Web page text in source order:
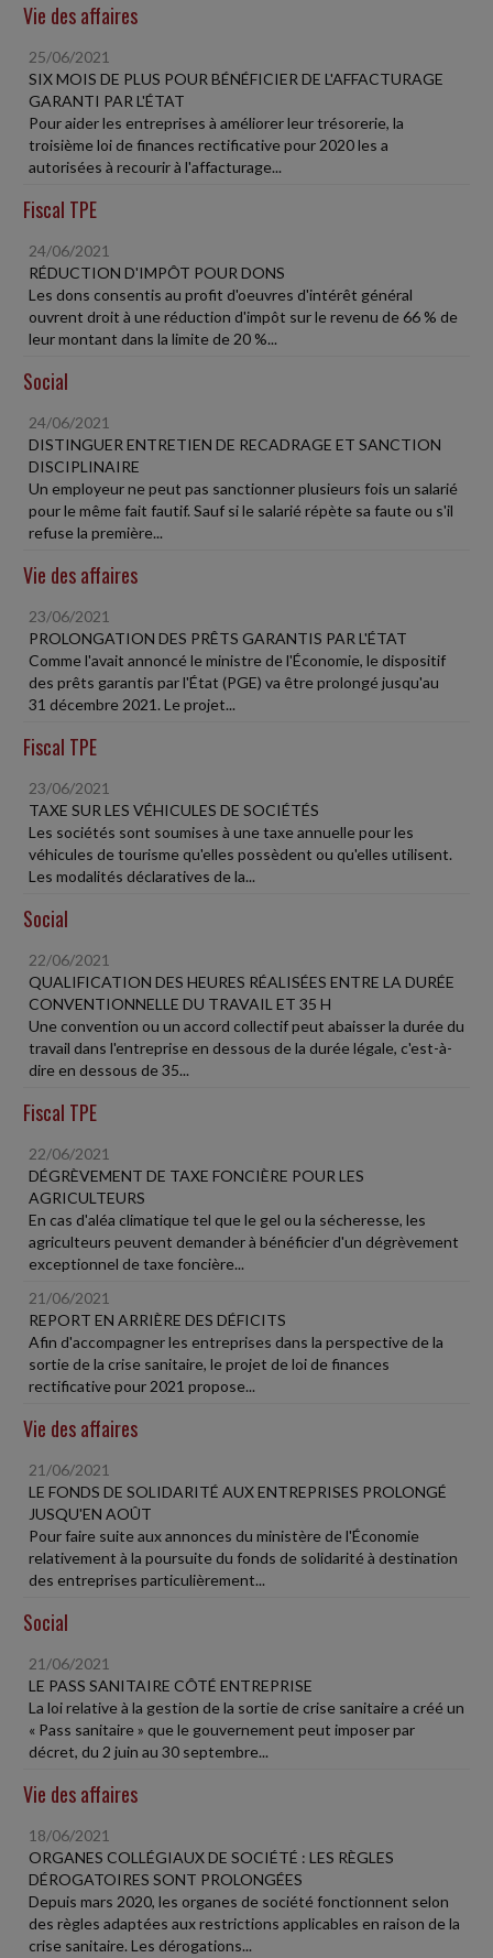
Vie des affaires
25/06/2021
SIX MOIS DE PLUS POUR BÉNÉFICIER DE L'AFFACTURAGE
GARANTI PAR L'ÉTAT
Pour aider les entreprises à améliorer leur trésorerie, la
troisième loi de finances rectificative pour 2020 les a
autorisées à recourir à l'affacturage...
Fiscal TPE
24/06/2021
RÉDUCTION D'IMPÔT POUR DONS
Les dons consentis au profit d'oeuvres d'intérêt général
ouvrent droit à une réduction d'impôt sur le revenu de 66 % de
leur montant dans la limite de 20 %...
Social
24/06/2021
DISTINGUER ENTRETIEN DE RECADRAGE ET SANCTION
DISCIPLINAIRE
Un employeur ne peut pas sanctionner plusieurs fois un salarié
pour le même fait fautif. Sauf si le salarié répète sa faute ou s'il
refuse la première...
Vie des affaires
23/06/2021
PROLONGATION DES PRÊTS GARANTIS PAR L'ÉTAT
Comme l'avait annoncé le ministre de l'Économie, le dispositif
des prêts garantis par l'État (PGE) va être prolongé jusqu'au
31 décembre 2021. Le projet...
Fiscal TPE
23/06/2021
TAXE SUR LES VÉHICULES DE SOCIÉTÉS
Les sociétés sont soumises à une taxe annuelle pour les
véhicules de tourisme qu'elles possèdent ou qu'elles utilisent.
Les modalités déclaratives de la...
Social
22/06/2021
QUALIFICATION DES HEURES RÉALISÉES ENTRE LA DURÉE
CONVENTIONNELLE DU TRAVAIL ET 35 H
Une convention ou un accord collectif peut abaisser la durée du
travail dans l'entreprise en dessous de la durée légale, c'est-à-
dire en dessous de 35...
Fiscal TPE
22/06/2021
DÉGRÈVEMENT DE TAXE FONCIÈRE POUR LES
AGRICULTEURS
En cas d'aléa climatique tel que le gel ou la sécheresse, les
agriculteurs peuvent demander à bénéficier d'un dégrèvement
exceptionnel de taxe foncière...
21/06/2021
REPORT EN ARRIÈRE DES DÉFICITS
Afin d'accompagner les entreprises dans la perspective de la
sortie de la crise sanitaire, le projet de loi de finances
rectificative pour 2021 propose...
Vie des affaires
21/06/2021
LE FONDS DE SOLIDARITÉ AUX ENTREPRISES PROLONGÉ
JUSQU'EN AOÛT
Pour faire suite aux annonces du ministère de l'Économie
relativement à la poursuite du fonds de solidarité à destination
des entreprises particulièrement...
Social
21/06/2021
LE PASS SANITAIRE CÔTÉ ENTREPRISE
La loi relative à la gestion de la sortie de crise sanitaire a créé un
« Pass sanitaire » que le gouvernement peut imposer par
décret, du 2 juin au 30 septembre...
Vie des affaires
18/06/2021
ORGANES COLLÉGIAUX DE SOCIÉTÉ : LES RÈGLES
DÉROGATOIRES SONT PROLONGÉES
Depuis mars 2020, les organes de société fonctionnent selon
des règles adaptées aux restrictions applicables en raison de la
crise sanitaire. Les dérogations...